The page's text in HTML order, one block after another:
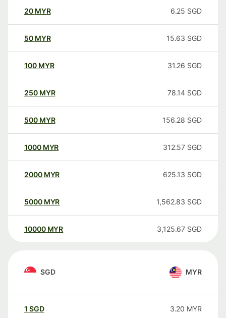
20 MYR 6.25 SGD
50 MYR 15.63 SGD
100 MYR 31.26 SGD
250 MYR 78.14 SGD
500 MYR 156.28 SGD
1000 MYR 312.57 SGD
2000 MYR 625.13 SGD
5000 MYR 1,562.83 SGD
10000 MYR 3,125.67 SGD
SGD MYR
1 SGD 3.20 MYR